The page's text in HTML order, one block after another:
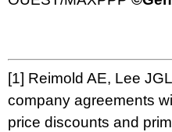
[1] Reimold AE, Lee
company agreements
price discounts and